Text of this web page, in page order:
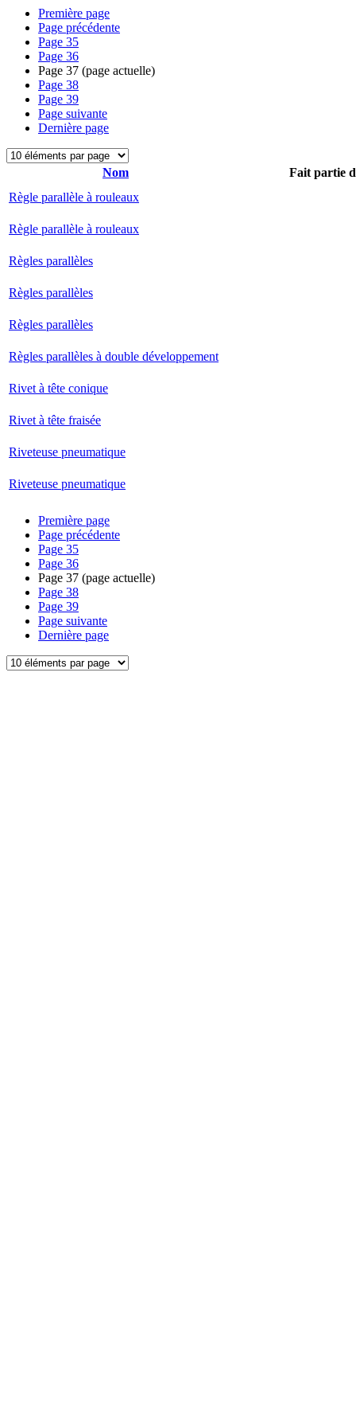
Première page
Page précédente
Page 35
Page 36
Page 37 (page actuelle)
Page 38
Page 39
Page suivante
Dernière page
Nom
Fait partie
Règle parallèle à rouleaux
Règle parallèle à rouleaux
Règles parallèles
Règles parallèles
Règles parallèles
Règles parallèles à double développement
Rivet à tête conique
Rivet à tête fraisée
Riveteuse pneumatique
Riveteuse pneumatique
Première page
Page précédente
Page 35
Page 36
Page 37 (page actuelle)
Page 38
Page 39
Page suivante
Dernière page